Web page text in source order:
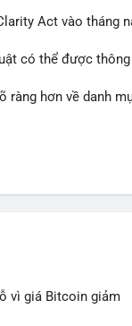
Act vào tháng
có thể được
ràng hơn về danh
của nhà đầu tư
vì giá Bitcoin giảm